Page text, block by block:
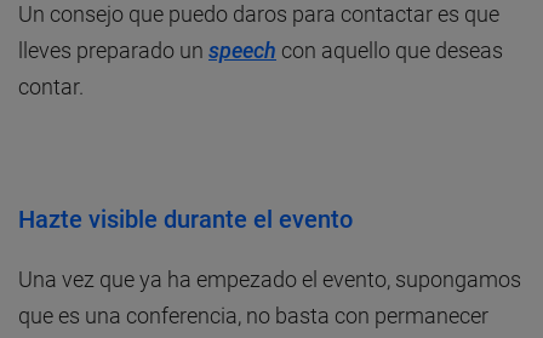
Un consejo que puedo daros para contactar es que
lleves preparado un speech con aquello que deseas
contar.
Hazte visible durante el evento
Una vez que ya ha empezado el evento, supongamos
que es una conferencia, no basta con permanecer